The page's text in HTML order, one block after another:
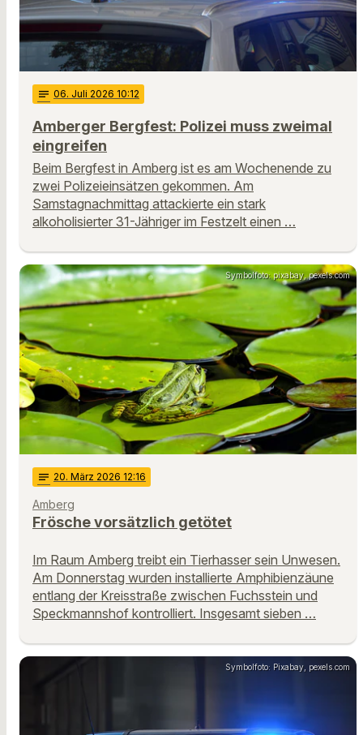
notes 06. Juli 2026 10:12
Amberger Bergfest: Polizei muss zweimal
eingreifen
Beim Bergfest in Amberg ist es am Wochenende zu
zwei Polizeieinsätzen gekommen. Am
Samstagnachmittag attackierte ein stark
alkoholisierter 31-Jähriger im Festzelt einen …
Symbolfoto: pixabay, pexels.com
notes 20. März 2026 12:16
Amberg
Frösche vorsätzlich getötet
Im Raum Amberg treibt ein Tierhasser sein Unwesen.
Am Donnerstag wurden installierte Amphibienzäune
entlang der Kreisstraße zwischen Fuchsstein und
Speckmannshof kontrolliert. Insgesamt sieben …
Symbolfoto: Pixabay, pexels.com